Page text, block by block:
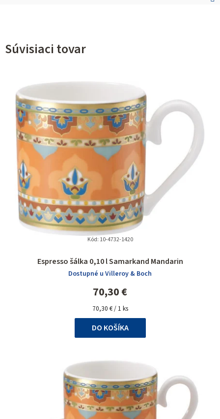
Súvisiaci tovar
Espresso šálka 0,10 l Samarkand Mandarin
hodnotenie
produktu
je
5,0
z
5
hviezdičiek.
Dostupné u Villeroy & Boch
70,30 €
Jednotková
cena:
70,30 € / 1 ks
DO KOŠÍKA
Kód: 10-4732-1420